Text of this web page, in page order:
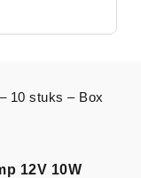
12V 10W
10 stuks – Box